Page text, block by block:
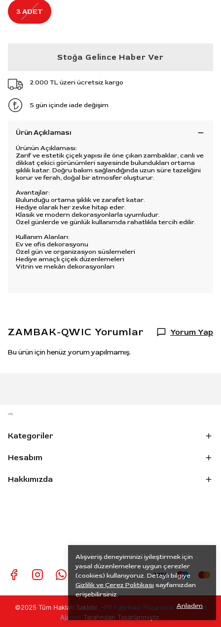
Alışveriş deneyiminizi iyileştirmek için
yasal düzenlemelere uygun çerezler
(cookies) kullanıyoruz. Detaylı bilgiye
Gizlilik ve Çerez Politikası sayfamızdan
erişebilirsiniz.
Anladım
3 ADET
Stoğa Gelince Haber Ver
2.000 TL üzeri ücretsiz kargo
5 gün içinde iade değişim
Ürün Açıklaması
Ürünün Açıklaması:
Zarif ve estetik çiçek yapısı ile öne çıkan zambaklar, canlı ve
dikkat çekici görünümleri sayesinde bulundukları ortama
şıklık katar. Doğru bakım sağlandığında uzun süre tazeliğini
korur ve ferah, doğal bir atmosfer oluşturur.
Avantajlar:
Bulunduğu ortama şıklık ve zarafet katar.
Hediye olarak her zevke hitap eder.
Klasik ve modern dekorasyonlarla uyumludur.
Özel günlerde ve günlük kullanımda rahatlıkla tercih edilir.
Kullanım Alanları:
Ev ve ofis dekorasyonu
Özel gün ve organizasyon süslemeleri
Hediye amaçlı çiçek düzenlemeleri
Vitrin ve mekân dekorasyonları
ZAMBAK-QWIC Yorumlar Yorum Yap
Bu ürün için henüz yorum yapılmamış.
Kategoriler
Hesabım
Hakkımızda
©2025 Tüm Hakları Saklıdır. -PR Fabrikası Pazarlama ve Reklam
Ajansı- Tarafından Tasarlanmıştır.